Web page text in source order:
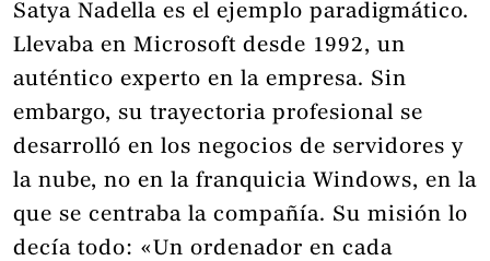
Satya Nadella es el ejemplo paradigmático.
Llevaba en Microsoft desde 1992, un
auténtico experto en la empresa. Sin
embargo, su trayectoria profesional se
desarrolló en los negocios de servidores y
la nube, no en la franquicia Windows, en la
que se centraba la compañía. Su misión lo
decía todo: «Un ordenador en cada